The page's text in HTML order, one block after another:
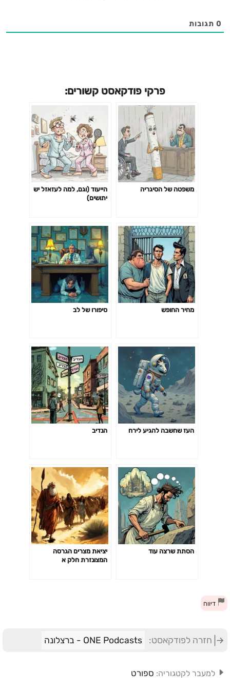
0 תגובות
פרקי פודקאסט קשורים:
משפטה של הסיגריה
הייעוד (וגם, למה לעזאזל יש
יתושים)
מחיר החופש סיפורו של לב
העז שחשבה להגיע לירח הנדיב
הסתת שרצה עוד
יציאת מצרים הגרסה
המצונזרת חלק א
דיווח
חזרה לפודקאסט: ONE Podcasts - ברצלונה
למעבר לקטגוריה: ספורט